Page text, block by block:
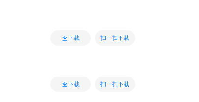
下载 扫一扫下载
下载 扫一扫下载